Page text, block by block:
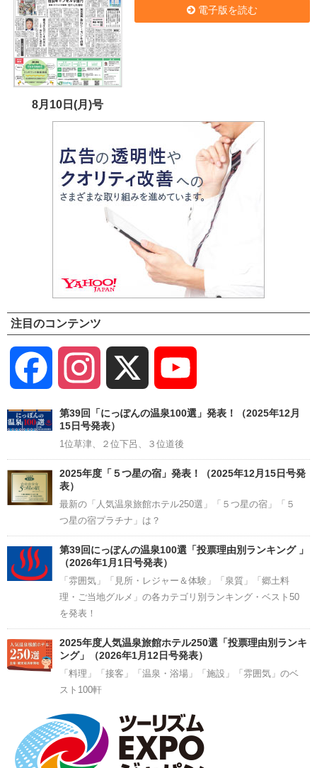
8月10日(月)号
電子版を読む
注目のコンテンツ
Facebook Instagram
Channel
第39回「にっぽんの温泉100選」発表！（2025年12月
15日号発表）
1位草津、２位下呂、３位道後
2025年度「５つ星の宿」発表！（2025年12月15日号発
表）
最新の「人気温泉旅館ホテル250選」「５つ星の宿」「５
つ星の宿プラチナ」は？
第39回にっぽんの温泉100選「投票理由別ランキング 」
（2026年1月1日号発表）
「雰囲気」「見所・レジャー＆体験」「泉質」「郷土料
理・ご当地グルメ」の各カテゴリ別ランキング・ベスト50
を発表！
2025年度人気温泉旅館ホテル250選「投票理由別ランキ
ング」（2026年1月12日号発表）
「料理」「接客」「温泉・浴場」「施設」「雰囲気」のベ
スト100軒